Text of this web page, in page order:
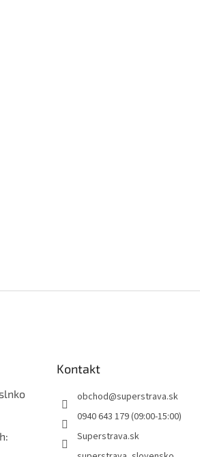
Kontakt
obchod@superstrava.sk
0940 643 179 (09:00-15:00)
Superstrava.sk